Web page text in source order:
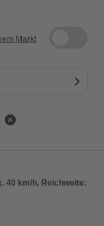
Markt
40 km/h, Reichweite: